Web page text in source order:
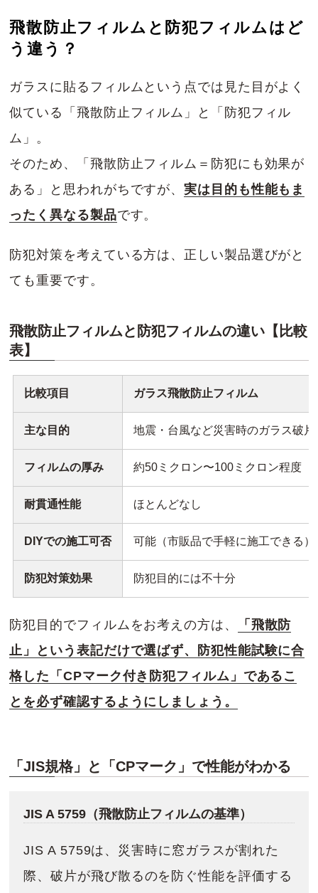
飛散防止フィルムと防犯フィルムはど
う違う？
ガラスに貼るフィルムという点では見た目がよく
似ている「飛散防止フィルム」と「防犯フィル
ム」。
そのため、「飛散防止フィルム＝防犯にも効果が
ある」と思われがちですが、実は目的も性能もま
ったく異なる製品です。
防犯対策を考えている方は、正しい製品選びがと
ても重要です。
飛散防止フィルムと防犯フィルムの違い【比較
表】
比較項目 ガラス飛散防止フィルム
主な目的 地震・台風など災害時のガラス破
フィルムの厚み 約50ミクロン〜100ミクロン程度（
耐貫通性能 ほとんどなし
DIYでの施工可否 可能（市販品で手軽に施工できる）
防犯対策効果 防犯目的には不十分
防犯目的でフィルムをお考えの方は、
「飛散防
止」という表記だけで選ばず、防犯性能試験に合
格した「CPマーク付き防犯フィルム」であるこ
とを必ず確認するようにしましょう。
「JIS規格」と「CPマーク」で性能がわかる
JIS A 5759（飛散防止フィルムの基準）
JIS A 5759は、災害時に窓ガラスが割れた
際、破片が飛び散るのを防ぐ性能を評価する